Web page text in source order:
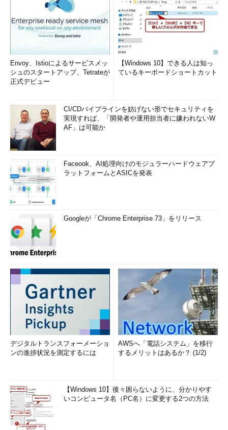
Envoy、Istioによるサービスメッ
シュのスタートアップ、Tetrateが
正式デビュー
【Windows 10】できる人は知っ
ているキーボードショートカット
CI/CDパイプラインを妨げない形でセキュリティを
実現すれば、「開発者や運用担当者に嫌われないW
AF」は可能か
Faceook、AI処理向けのモジュラーハードウェアプ
ラットフォームとASICを発表
Googleが「Chrome Enterprise 73」をリリース
デジタルトランスフォーメーショ
ンの進捗状況を測定するには
AWSへ「電話システム」を移行
するメリットはあるか？ (1/2)
【Windows 10】後々困らないように、分かりやす
いコンピュータ名（PC名）に変更する2つの方法